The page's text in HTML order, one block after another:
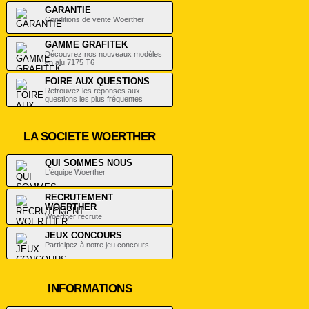
GARANTIE
Conditions de vente Woerther
GAMME GRAFITEK
Découvrez nos nouveaux modèles
en alu 7175 T6
FOIRE AUX QUESTIONS
Retrouvez les réponses aux
questions les plus fréquentes
LA SOCIETE WOERTHER
QUI SOMMES NOUS
L'équipe Woerther
RECRUTEMENT
WOERTHER
Woerther recrute
JEUX CONCOURS
Participez à notre jeu concours
INFORMATIONS